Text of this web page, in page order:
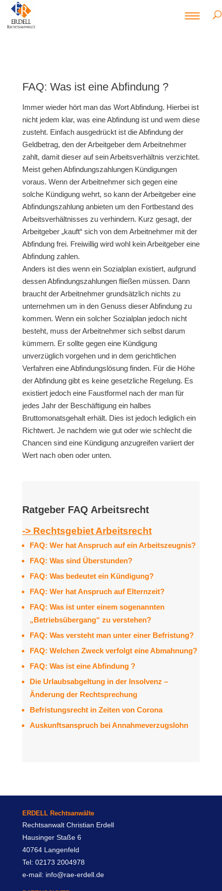
FAQ: Was ist eine Abfindung ?
Immer wieder hört man das Wort Abfindung. Hierbei ist
nicht jedem klar, was eine Abfindung ist und wem diese
zusteht. Einfach ausgedrückt ist die Abfindung der
Geldbetrag, den der Arbeitgeber dem Arbeitnehmer
zahlt, damit dieser auf sein Arbeitsverhältnis verzichtet.
Meist gehen Abfindungszahlungen Kündigungen
voraus. Wenn der Arbeitnehmer sich gegen eine
solche Kündigung wehrt, so kann der Arbeitgeber eine
Abfindungszahlung anbieten um den Fortbestand des
Arbeitsverhältnisses zu verhindern. Kurz gesagt, der
Arbeitgeber „kauft“ sich von dem Arbeitnehmer mit der
Abfindung frei. Freiwillig wird wohl kein Arbeitgeber eine
Abfindung zahlen.
Anders ist dies wenn ein Sozialplan existiert, aufgrund
dessen Abfindungszahlungen fließen müssen. Dann
braucht der Arbeitnehmer grundsätzlich nichts zu
unternehmen um in den Genuss dieser Abfindung zu
kommen. Wenn ein solcher Sozialplan jedoch nicht
besteht, muss der Arbeitnehmer sich selbst darum
kümmern. Er sollte gegen eine Kündigung
unverzüglich vorgehen und in dem gerichtlichen
Verfahren eine Abfindungslösung finden. Für die Höhe
der Abfindung gibt es keine gesetzliche Regelung. Es
existiert jedoch eine Faustformel nach der man für
jedes Jahr der Beschäftigung ein halbes
Bruttomonatsgehalt erhält. Dies ist jedoch lediglich ein
Richtwert. Je nachdem wie gut oder wie schlecht die
Chancen sind eine Kündigung anzugreifen variiert der
Wert nach oben oder unten.
Ratgeber FAQ Arbeitsrecht
-> Rechtsgebiet Arbeitsrecht
FAQ: Wer hat Anspruch auf ein Arbeitszeugnis?
FAQ: Was sind Überstunden?
FAQ: Was bedeutet ein Kündigung?
FAQ: Wer hat Anspruch auf Elternzeit?
FAQ: Was ist unter einem sogenannten
„Betriebsübergang“ zu verstehen?
FAQ: Was versteht man unter einer Befristung?
FAQ: Welchen Zweck verfolgt eine Abmahnung?
FAQ: Was ist eine Abfindung ?
Die Urlaubsabgeltung in der Insolvenz –
Änderung der Rechtsprechung
Befristungsrecht in Zeiten von Corona
Auskunftsanspruch bei Annahmeverzugslohn
ERDELL Rechtsanwälte
Rechtsanwalt Christian Erdell
Hausinger Staße 6
40764 Langenfeld
Tel: 02173 2004978
e-mail: info@rae-erdell.de